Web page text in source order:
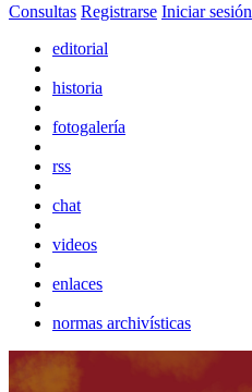
Consultas Registrarse Iniciar sesión
editorial
historia
fotogalería
rss
chat
videos
enlaces
normas archivísticas